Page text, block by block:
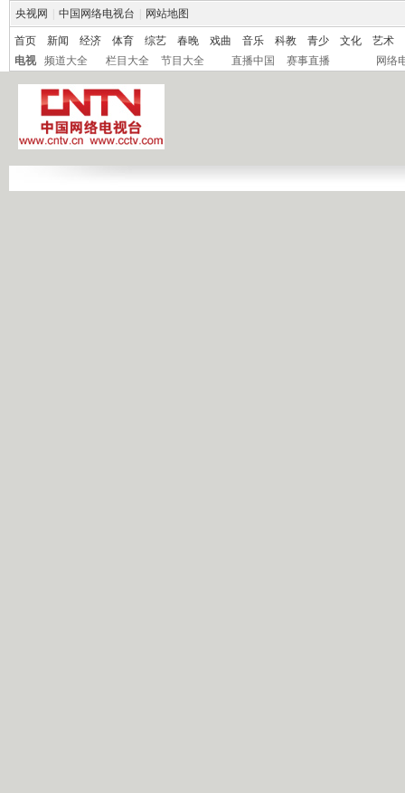
央视网 中国网络电视台 网站地图
首页 新闻 经济 体育 综艺 春晚 戏曲 音乐 科教 青少 文化
艺术
电视
频道大全 栏目大全 节目大全 直播中国 赛事直播 网络